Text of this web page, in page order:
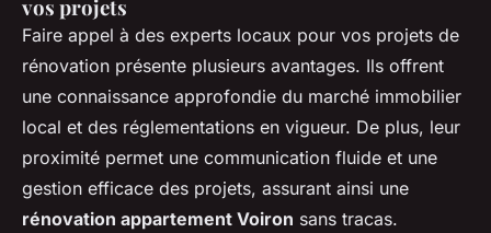
vos projets
Faire appel à des experts locaux pour vos projets de
rénovation présente plusieurs avantages. Ils offrent
une connaissance approfondie du marché immobilier
local et des réglementations en vigueur. De plus, leur
proximité permet une communication fluide et une
gestion efficace des projets, assurant ainsi une
rénovation appartement Voiron sans tracas.